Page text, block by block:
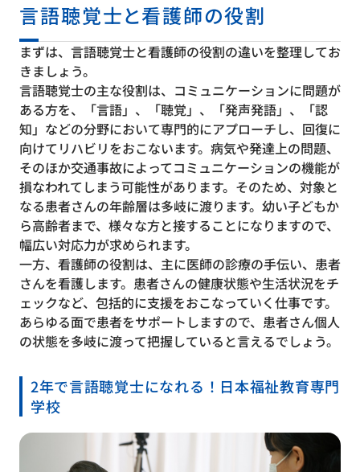
言語聴覚士と看護師の役割
まずは、言語聴覚士と看護師の役割の違いを整理してお
きましょう。
言語聴覚士の主な役割は、コミュニケーションに問題が
ある方を、「言語」、「聴覚」、「発声発語」、「認
知」などの分野において専門的にアプローチし、回復に
向けてリハビリをおこないます。病気や発達上の問題、
そのほか交通事故によってコミュニケーションの機能が
損なわれてしまう可能性があります。そのため、対象と
なる患者さんの年齢層は多岐に渡ります。幼い子どもか
ら高齢者まで、様々な方と接することになりますので、
幅広い対応力が求められます。
一方、看護師の役割は、主に医師の診療の手伝い、患者
さんを看護します。患者さんの健康状態や生活状況をチ
ェックなど、包括的に支援をおこなっていく仕事です。
あらゆる面で患者をサポートしますので、患者さん個人
の状態を多岐に渡って把握していると言えるでしょう。
2年で言語聴覚士になれる！日本福祉教育専門
学校